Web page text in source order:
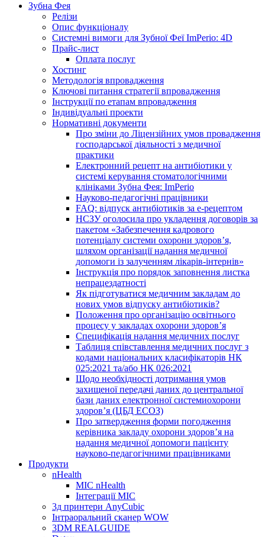
Зубна Фея
Релізи
Опис функціоналу
Системні вимоги для Зубної Феї ImPerio: 4D
Прайс-лист
Оплата послуг
Хостинг
Методологія впровадження
Ключові питання стратегії впровадження
Інструкції по етапам впровадження
Індивідуальні проекти
Нормативні документи
Про зміни до Ліцензійних умов провадження
господарської діяльності з медичної
практики
Електронний рецепт на антибіотики у
системі керування стоматологічними
клініками Зубна Фея: ImPerio
Науково-педагогічні працівники
FAQ: відпуск антибіотиків за е-рецептом
НСЗУ оголосила про укладення договорів за
пакетом «Забезпечення кадрового
потенціалу системи охорони здоров’я,
шляхом організації надання медичної
допомоги із залученням лікарів-інтернів»
Інструкція про порядок заповнення листка
непрацездатності
Як підготуватися медичним закладам до
нових умов відпуску антибіотиків?
Положення про організацію освітнього
процесу у закладах охорони здоров’я
Специфікація надання медичних послуг
Таблиця співставлення медичних послуг з
кодами національних класифікаторів НК
025:2021 та/або НК 026:2021
Щодо необхідності дотримання умов
захищеної передачі даних до центральної
бази даних електронної системиохорони
здоров’я (ЦБД ЕСОЗ)
Про затвердження форми погодження
керівника закладу охорони здоров’я на
надання медичної допомоги пацієнту
науково-педагогічними працівниками
Продукти
nHealth
МІС nHealth
Інтеграції МІС
3д принтери AnyCubic
Інтраоральний сканер WOW
3DM REALGUIDE